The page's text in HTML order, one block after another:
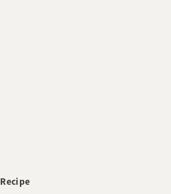
Recipe